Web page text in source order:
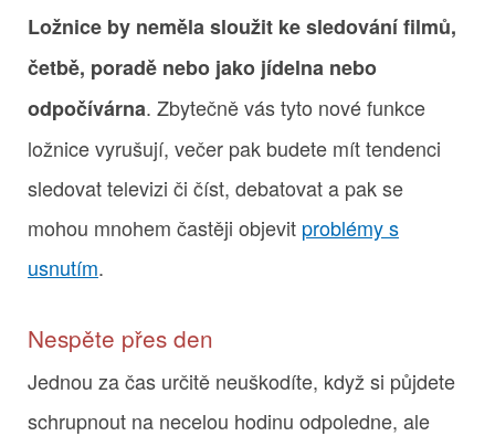
Ložnice by neměla sloužit ke sledování filmů,
četbě, poradě nebo jako jídelna nebo
odpočívárna. Zbytečně vás tyto nové funkce
ložnice vyrušují, večer pak budete mít tendenci
sledovat televizi či číst, debatovat a pak se
mohou mnohem častěji objevit problémy s
usnutím.
Nespěte přes den
Jednou za čas určitě neuškodíte, když si půjdete
schrupnout na necelou hodinu odpoledne, ale